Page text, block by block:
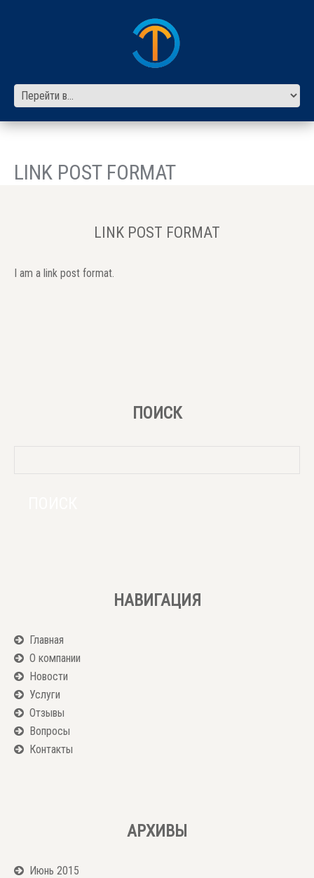
LINK POST FORMAT
LINK POST FORMAT
I am a link post format.
ПОИСК
НАВИГАЦИЯ
Главная
О компании
Новости
Услуги
Отзывы
Вопросы
Контакты
АРХИВЫ
Июнь 2015